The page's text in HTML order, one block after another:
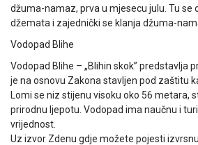
džuma-namaz, prva u mjesecu julu. Tu se
džemata i zajednički se klanja džuma-
Vodopad Blihe
Vodopad Blihe – „Blihin skok” predstavlja
je na osnovu Zakona stavljen pod zaštitu
Lomi se niz stijenu visoku oko 56 metara,
prirodnu ljepotu. Vodopad ima naučnu i
vrijednost.
Uz izvor Zdenu gdje možete pojesti